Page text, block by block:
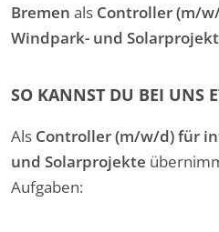
Bremen als Controller (m/
Windpark- und
SO KANNST DU BEI UNS
Als Controller (m/w/d) für
und Solarprojekte
Aufgaben: